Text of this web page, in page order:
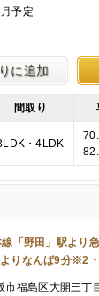
予定
に追加
間取り
・4LDK
「野田」駅よ
よりなんば9分※2
市福島区大開三丁